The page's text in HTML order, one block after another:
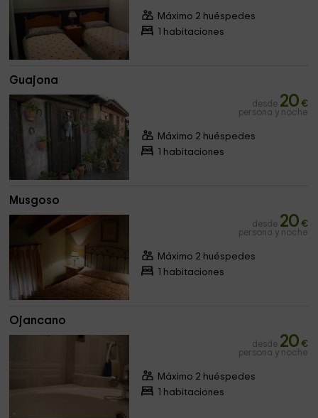
Máximo 2 huéspedes
1 habitaciones
Guajona
desde 20 €
persona y noche
Máximo 2 huéspedes
1 habitaciones
Musgoso
desde 20 €
persona y noche
Máximo 2 huéspedes
1 habitaciones
Ojancano
desde 20 €
persona y noche
Máximo 2 huéspedes
1 habitaciones